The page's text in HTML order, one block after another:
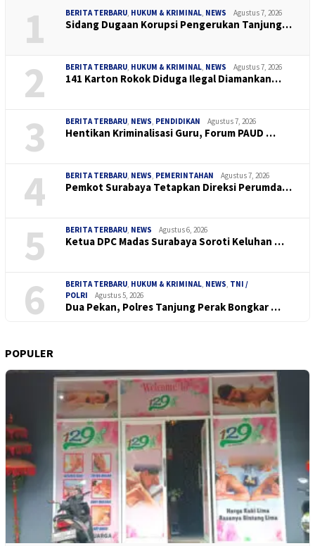
1 BERITA TERBARU, HUKUM & KRIMINAL, NEWS Agustus 7, 2026
Sidang Dugaan Korupsi Pengerukan Tanjung…
2 BERITA TERBARU, HUKUM & KRIMINAL, NEWS Agustus 7, 2026
141 Karton Rokok Diduga Ilegal Diamankan…
3 BERITA TERBARU, NEWS, PENDIDIKAN Agustus 7, 2026
Hentikan Kriminalisasi Guru, Forum PAUD …
4 BERITA TERBARU, NEWS, PEMERINTAHAN Agustus 7, 2026
Pemkot Surabaya Tetapkan Direksi Perumda…
5 BERITA TERBARU, NEWS Agustus 6, 2026
Ketua DPC Madas Surabaya Soroti Keluhan …
6 BERITA TERBARU, HUKUM & KRIMINAL, NEWS, TNI /
POLRI
Agustus 5, 2026
Dua Pekan, Polres Tanjung Perak Bongkar …
POPULER